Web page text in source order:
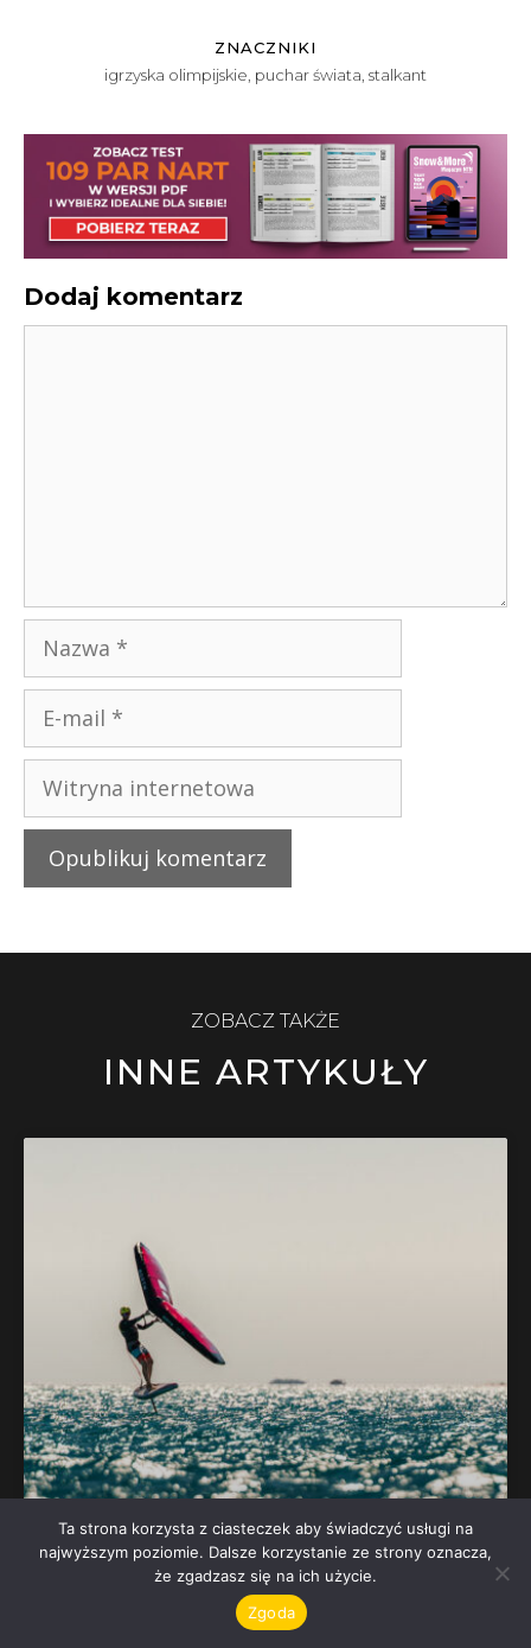
ZNACZNIKI
igrzyska olimpijskie, puchar świata, stalkant
Dodaj komentarz
ZOBACZ TAKŻE
INNE ARTYKUŁY
Ta strona korzysta z ciasteczek aby świadczyć usługi na
najwyższym poziomie. Dalsze korzystanie ze strony oznacza,
że zgadzasz się na ich użycie.
Zgoda